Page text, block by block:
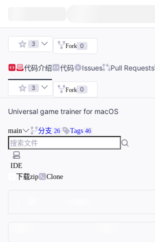
3 Fork 0
代码介绍 代码 Issues Pull Requests
3 Fork 0
Universal game trainer for macOS
main 分支 26 Tags 46
IDE
下载zip
Clone